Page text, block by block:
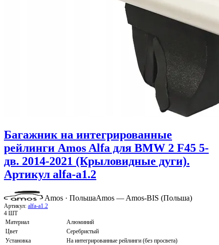
Багажник на интегрированные
рейлинги Amos Alfa для BMW 2 F45 5-
дв. 2014-2021 (Крыловидные дуги).
Артикул alfa-a1.2
Amos · ПольшаAmos — Amos-BIS (Польша)
Артикул: alfa-a1.2
4 ШТ
Материал
Алюминий
Цвет
Серебристый
Установка
На интегрированные рейлинги (без просвета)